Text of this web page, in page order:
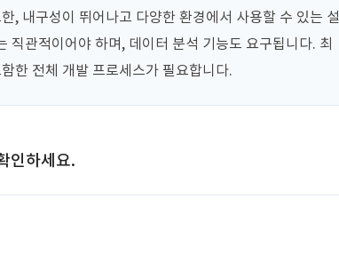
, 내구성이 뛰어나고 다양한 환경에서 사용할 수 있는 설
직관적이어야 하며, 데이터 분석 기능도 요구됩니다. 최
한 전체 개발 프로세스가 필요합니다.
인하세요.